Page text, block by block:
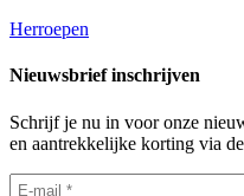
Herroepen
Nieuwsbrief inschrijven
Schrijf je nu in voor onze
en aantrekkelijke korting via